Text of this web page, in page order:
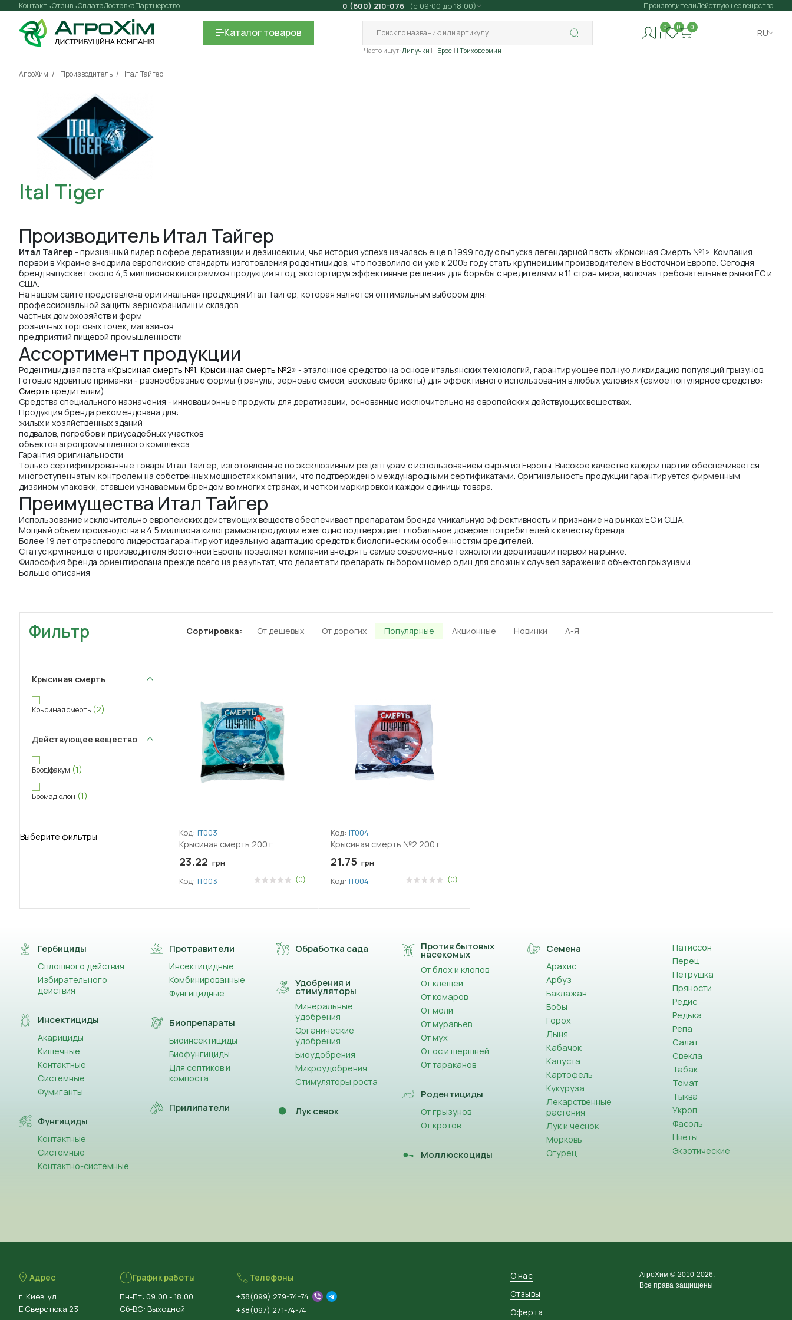
Контакты Оплата
Отзывы ДоставкаПартнерство 0 (800) 210-076 (с 09:00 до 18:00) ПроизводителиДействующее вещество
Каталогтоваров
Часто ищут: Липучки | Брос | Триходермин
0 0 0
RU
АгроХим Производитель Італ Тайгер
Ital Tiger
Производитель Итал Тайгер
Итал Тайгер - признанный лидер в сфере дератизации и дезинсекции, чья история успеха началась еще в 1999 году с выпуска легендарной пасты «Крысиная Смерть №1». Компания
первой в Украине внедрила европейские стандарты изготовления родентицидов, что позволило ей уже к 2005 году стать крупнейшим производителем в Восточной Европе. Сегодня
бренд выпускает около 4,5 миллионов килограммов продукции в год, экспортируя эффективные решения для борьбы с вредителями в 11 стран мира, включая требовательные рынки ЕС и
США.
На нашем сайте представлена оригинальная продукция Итал Тайгер, которая является оптимальным выбором для:
профессиональной защиты зернохранилищ и складов
частных домохозяйств и ферм
розничных торговых точек, магазинов
предприятий пищевой промышленности
Ассортимент продукции
Родентицидная паста «Крысиная смерть №1, Крысинная смерть №2» - эталонное средство на основе итальянских технологий, гарантирующее полную ликвидацию популяций грызунов.
Готовые ядовитые приманки - разнообразные формы (гранулы, зерновые смеси, восковые брикеты) для эффективного использования в любых условиях (самое популярное средство:
Смерть вредителям).
Средства специального назначения - инновационные продукты для дератизации, основанные исключительно на европейских действующих веществах.
Продукция бренда рекомендована для:
жилых и хозяйственных зданий
подвалов, погребов и приусадебных участков
объектов агропромышленного комплекса
Гарантия оригинальности
Только сертифицированные товары Итал Тайгер, изготовленные по эксклюзивным рецептурам с использованием сырья из Европы. Высокое качество каждой партии обеспечивается
многоступенчатым контролем на собственных мощностях компании, что подтверждено международными сертификатами. Оригинальность продукции гарантируется фирменным
дизайном упаковки, ставшей узнаваемым брендом во многих странах, и четкой маркировкой каждой единицы товара.
Преимущества Итал Тайгер
Использование исключительно европейских действующих веществ обеспечивает препаратам бренда уникальную эффективность и признание на рынках ЕС и США.
Мощный объем производства в 4,5 миллиона килограммов продукции ежегодно подтверждает глобальное доверие потребителей к качеству бренда.
Более 19 лет отраслевого лидерства гарантируют идеальную адаптацию средств к биологическим особенностям вредителей.
Статус крупнейшего производителя Восточной Европы позволяет компании внедрять самые современные технологии дератизации первой на рынке.
Философия бренда ориентирована прежде всего на результат, что делает эти препараты выбором номер один для сложных случаев заражения объектов грызунами.
Больше описания
Фильтр
Крысиная смерть
Крысиная смерть (2)
Действующее вещество
Бродіфакум (1)
Бромадіолон (1)
Выберите фильтры
Сортировка: От дешевых От дорогих Популярные Акционные Новинки А-Я
Код: ІТ003
Крысиная смерть 200 г
23.22 грн
Код: ІТ003 (0)
Код: ІТ004
Крысиная смерть №2 200 г
21.75 грн
Код: ІТ004 (0)
Гербициды
Сплошного действия
Избирательного
действия
Инсектициды
Акарициды
Кишечные
Контактные
Системные
Фумиганты
Фунгициды
Контактные
Системные
Контактно-системные
Протравители
Инсектицидные
Комбинированные
Фунгицидные
Биопрепараты
Биоинсектициды
Биофунгициды
Для септиков и
компоста
Прилипатели
Обработка сада
Удобрения и
стимуляторы
Минеральные
удобрения
Органические
удобрения
Биоудобрения
Микроудобрения
Стимуляторы роста
Лук севок
Против бытовых
насекомых
От блох и клопов
От клещей
От комаров
От моли
От муравьев
От мух
От ос и шершней
От тараканов
Родентициды
От грызунов
От кротов
Моллюскоциды
Семена
Арахис
Арбуз
Баклажан
Бобы
Горох
Дыня
Кабачок
Капуста
Картофель
Кукуруза
Лекарственные
растения
Лук и чеснок
Морковь
Огурец
Патиссон
Перец
Петрушка
Пряности
Редис
Редька
Репа
Салат
Свекла
Табак
Томат
Тыква
Укроп
Фасоль
Цветы
Экзотические
Адрес
г. Киев, ул.
Е.Сверстюка 23
График работы
Пн-Пт: 09:00 - 18:00
Сб-ВС: Выходной
Телефоны
+38(099) 279-74-74
+38(097) 271-74-74
О нас
Отзывы
Оферта
АгроХим © 2010-2026.
Все права защищены